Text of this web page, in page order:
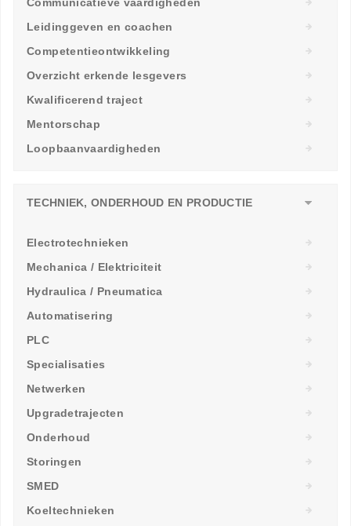
Leidinggeven en coachen
Competentieontwikkeling
Overzicht erkende lesgevers
Kwalificerend traject
Mentorschap
Loopbaanvaardigheden
TECHNIEK, ONDERHOUD EN PRODUCTIE
Electrotechnieken
Mechanica / Elektriciteit
Hydraulica / Pneumatica
Automatisering
PLC
Specialisaties
Netwerken
Upgradetrajecten
Onderhoud
Storingen
SMED
Koeltechnieken